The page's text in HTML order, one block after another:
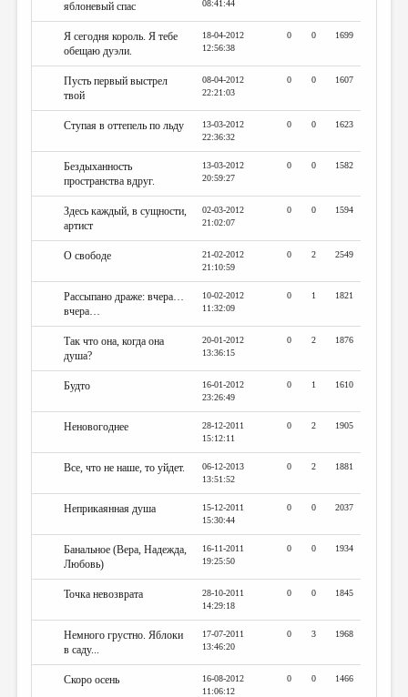
яблоневый спас 08:41:44
Я сегодня король. Я тебе
обещаю дуэли.
18-04-2012
12:56:38
0 0 1699
Пусть первый выстрел
твой
08-04-2012
22:21:03
0 0 1607
Ступая в оттепель по льду
13-03-2012
22:36:32
0 0 1623
Бездыханность
пространства вдруг.
13-03-2012
20:59:27
0 0 1582
Здесь каждый, в сущности,
артист
02-03-2012
21:02:07
0 0 1594
О свободе
21-02-2012
21:10:59
0 2 2549
Рассыпано драже: вчера…
вчера…
10-02-2012
11:32:09
0 1 1821
Так что она, когда она
душа?
20-01-2012
13:36:15
0 2 1876
Будто
16-01-2012
23:26:49
0 1 1610
Неновогоднее
28-12-2011
15:12:11
0 2 1905
Все, что не наше, то уйдет.
06-12-2013
13:51:52
0 2 1881
Неприкаянная душа
15-12-2011
15:30:44
0 0 2037
Банальное (Вера, Надежда,
Любовь)
16-11-2011
19:25:50
0 0 1934
Точка невозврата
28-10-2011
14:29:18
0 0 1845
Немного грустно. Яблоки
в саду...
17-07-2011
13:46:20
0 3 1968
Скоро осень
16-08-2012
11:06:12
0 0 1466